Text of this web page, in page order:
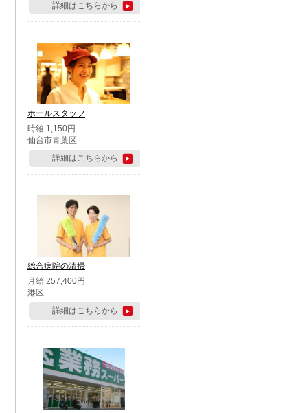
詳細はこちらから
ホールスタッフ
時給 1,150円
仙台市青葉区
詳細はこちらから
総合病院の清掃
月給 257,400円
港区
詳細はこちらから